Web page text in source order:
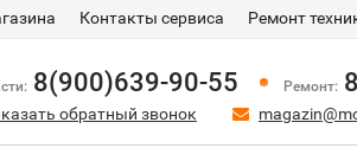
Контакты сервиса Ремонт
8(900)639-90-55 Ремонт:
обратный звонок